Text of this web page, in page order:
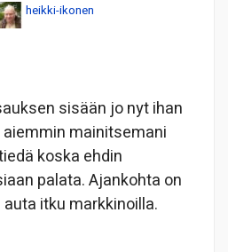
heikki-ikonen
sisään jo nyt ihan
mainitsemani
koska ehdin
palata. Ajankohta on
itku markkinoilla.